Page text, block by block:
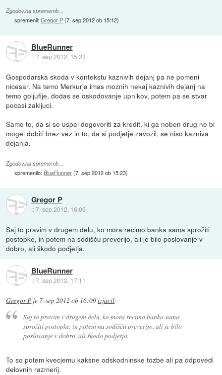
Zgodovina sprememb…
spremenil:Gregor P(7. sep 2012 ob 15:12)
BlueRunner
::7. sep 2012, 15:23
Gospodarska skoda v kontekstu kaznivih dejanj pa ne pomeni
nicesar. Na temo Merkurja imas moznih nekaj kaznivih dejanj na
temo goljufije, dodas se oskodovanje upnikov, potem pa se stvar
pocasi zakljuci.
Samo to, da si se uspel dogovoriti za kredit, ki ga noben drug ne bi
mogel dobiti brez vez in to, da si podjetje zavozil, se niso kazniva
dejanja.
Zgodovina sprememb…
spremenilo: BlueRunner(7. sep 2012 ob 15:23)
Gregor P
::7. sep 2012, 16:09
Saj to pravim v drugem delu, ko mora recimo banka sama sprožiti
postopke, in potem na sodišču preverijo, ali je bilo poslovanje v
dobro, ali škodo podjetja.
BlueRunner
::7. sep 2012, 17:11
Gregor P je 7. sep 2012 ob 16:09izjavil:
Saj to pravim v drugem delu, ko mora recimo banka sama
sprožiti postopke, in potem na sodišču preverijo, ali je bilo
poslovanje v dobro, ali škodo podjetja.
To so potem kvecjemu kaksne odskodninske tozbe ali pa odpovedi
delovnih razmerij.